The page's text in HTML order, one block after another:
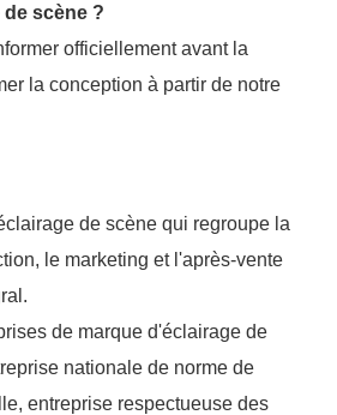
de scène ?
officiellement avant la
la conception à partir de notre
de scène qui regroupe la
le marketing et l'après-vente
de marque d'éclairage de
nationale de norme de
entreprise respectueuse des